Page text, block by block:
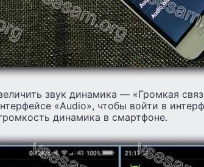
звук динамика — «Громкая
«Audio», чтобы войти в
динамика в смартфоне.